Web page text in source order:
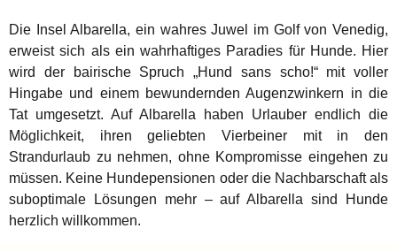
Die Insel Albarella, ein wahres Juwel im Golf von Venedig,
erweist sich als ein wahrhaftiges Paradies für Hunde. Hier
wird der bairische Spruch „Hund sans scho!“ mit voller
Hingabe und einem bewundernden Augenzwinkern in die
Tat umgesetzt. Auf Albarella haben Urlauber endlich die
Möglichkeit, ihren geliebten Vierbeiner mit in den
Strandurlaub zu nehmen, ohne Kompromisse eingehen zu
müssen. Keine Hundepensionen oder die Nachbarschaft als
suboptimale Lösungen mehr – auf Albarella sind Hunde
herzlich willkommen.